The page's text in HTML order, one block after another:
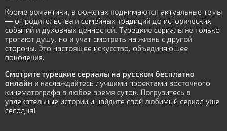
Кроме романтики, в сюжетах поднимаются актуальные темы
— от родительства и семейных традиций до исторических
событий и духовных ценностей. Турецкие сериалы не только
трогают душу, но и учат смотреть на жизнь с другой
стороны. Это настоящее искусство, объединяющее
поколения.
Смотрите турецкие сериалы на русском бесплатно
онлайн и наслаждайтесь лучшими проектами восточного
кинематографа в любое время суток. Погрузитесь в
увлекательные истории и найдите свой любимый сериал уже
сегодня!